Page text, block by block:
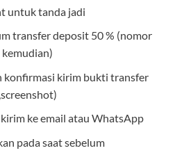
untuk tanda jadi
transfer deposit 50 % (nomor
konfirmasi kirim bukti transfer
ke email atau WhatsApp
pada saat sebelum